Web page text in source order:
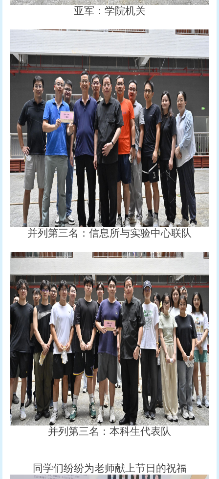
亚军：学院机关
并列第三名：信息所与实验中心联队
并列第三名：本科生代表队
同学们纷纷为老师献上节日的祝福